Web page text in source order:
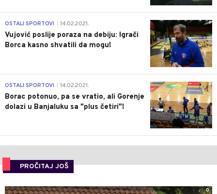
1
OSTALI SPORTOVI 14.02.2021.
Vujović poslije poraza na debiju: Igrači
Borca kasno shvatili da mogu!
3
OSTALI SPORTOVI 14.02.2021.
Borac potonuo, pa se vratio, ali Gorenje
dolazi u Banjaluku sa "plus četiri"!
PROČITAJ JOŠ
0